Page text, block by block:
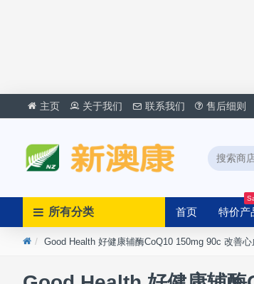
主页 关于我们 联系我们 售后细则
所有分类 首页 特价产
Good Health 好健康辅酶CoQ10 150mg 90c 改善